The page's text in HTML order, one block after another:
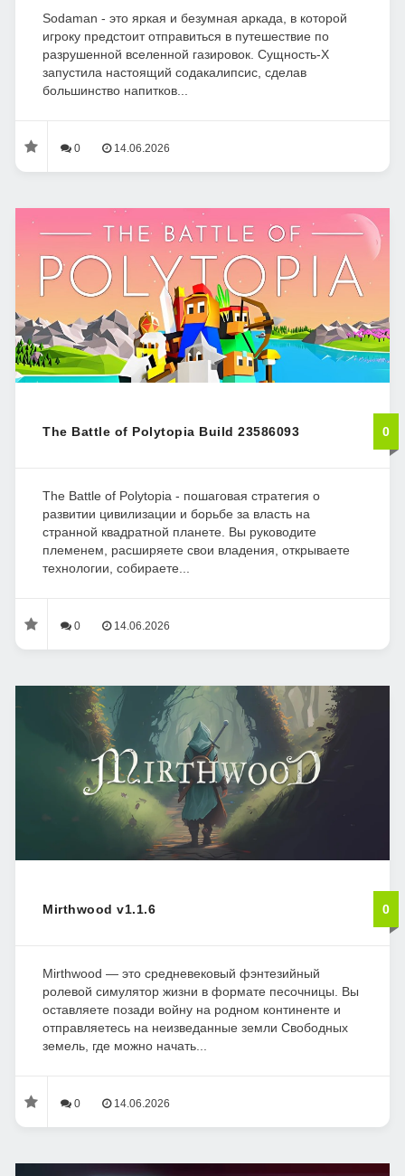
Sodaman - это яркая и безумная аркада, в которой
игроку предстоит отправиться в путешествие по
разрушенной вселенной газировок. Сущность-X
запустила настоящий содакалипсис, сделав
большинство напитков...
0 14.06.2026
The Battle of Polytopia Build 23586093 0
The Battle of Polytopia - пошаговая стратегия о
развитии цивилизации и борьбе за власть на
странной квадратной планете. Вы руководите
племенем, расширяете свои владения, открываете
технологии, собираете...
0 14.06.2026
Mirthwood v1.1.6 0
Mirthwood — это средневековый фэнтезийный
ролевой симулятор жизни в формате песочницы. Вы
оставляете позади войну на родном континенте и
отправляетесь на неизведанные земли Свободных
земель, где можно начать...
0 14.06.2026